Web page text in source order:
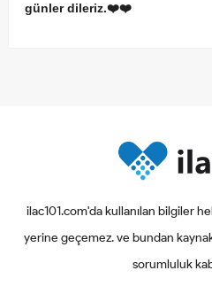
günler dileriz.❤️❤️
ilac101.com'da kullanılan bilgiler
yerine geçemez. ve bundan
sorumluluk